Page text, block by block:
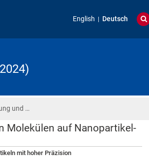
English Deutsch
und …
Molekülen auf Nanopartikel-
mit hoher Präzision